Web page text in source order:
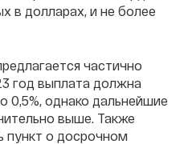
в долларах, и не более
частично
год выплата должна
0,5%, однако дальнейшие
выше. Также
пункт о досрочном